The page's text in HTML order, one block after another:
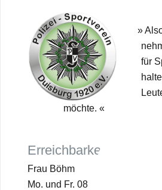
»
für
möchte. «
Erreich­bar­keit
Frau Böhm
Mo. und Fr. 08:00–12:00